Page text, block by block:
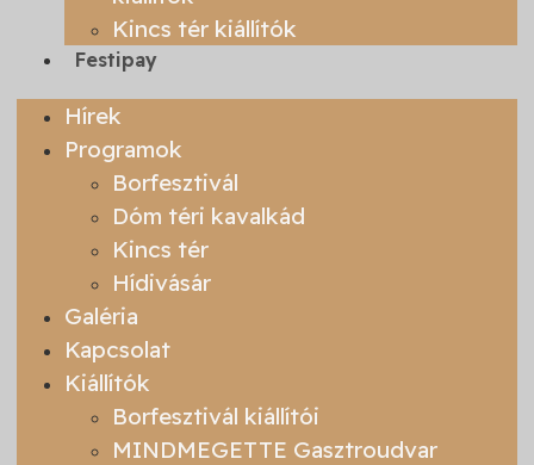
Kincs tér kiállítók
Festipay
Hírek
Programok
Borfesztivál
Dóm téri kavalkád
Kincs tér
Hídivásár
Galéria
Kapcsolat
Kiállítók
Borfesztivál kiállítói
MINDMEGETTE Gasztroudvar